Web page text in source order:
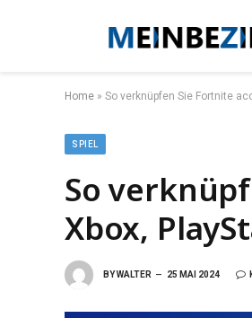
Home » So verknüpfen Sie Fortnite
SPIEL
So
Xbox,
BYWALTER 25 MAI 2024